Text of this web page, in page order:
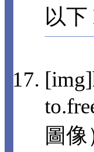
以下
圖像